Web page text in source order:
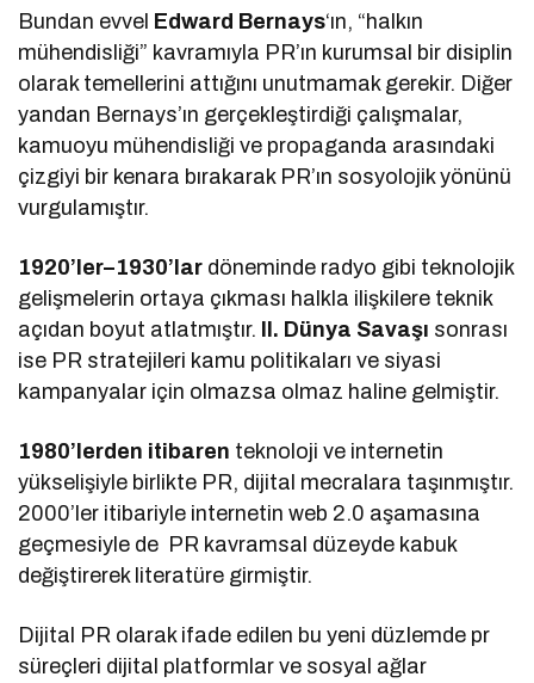
Bundan evvel Edward Bernays‘ın, “halkın
mühendisliği” kavramıyla PR’ın kurumsal bir disiplin
olarak temellerini attığını unutmamak gerekir. Diğer
yandan Bernays’ın gerçekleştirdiği çalışmalar,
kamuoyu mühendisliği ve propaganda arasındaki
çizgiyi bir kenara bırakarak PR’ın sosyolojik yönünü
vurgulamıştır.
1920’ler–1930’lar döneminde radyo gibi teknolojik
gelişmelerin ortaya çıkması halkla ilişkilere teknik
açıdan boyut atlatmıştır. II. Dünya Savaşı sonrası
ise PR stratejileri kamu politikaları ve siyasi
kampanyalar için olmazsa olmaz haline gelmiştir.
1980’lerden itibaren teknoloji ve internetin
yükselişiyle birlikte PR, dijital mecralara taşınmıştır.
2000’ler itibariyle internetin web 2.0 aşamasına
geçmesiyle de PR kavramsal düzeyde kabuk
değiştirerek literatüre girmiştir.
Dijital PR olarak ifade edilen bu yeni düzlemde pr
süreçleri dijital platformlar ve sosyal ağlar